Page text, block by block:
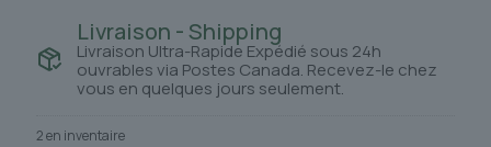
Livraison - Shipping
Livraison Ultra-Rapide Expédié sous 24h
ouvrables via Postes Canada. Recevez-le chez
vous en quelques jours seulement.
2 en inventaire